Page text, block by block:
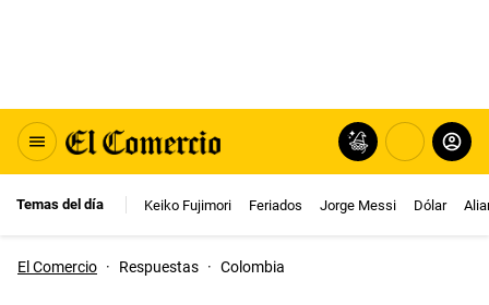
Temas del día Keiko Fujimori Feriados Jorge Messi Dólar
El Comercio · Respuestas · Colombia